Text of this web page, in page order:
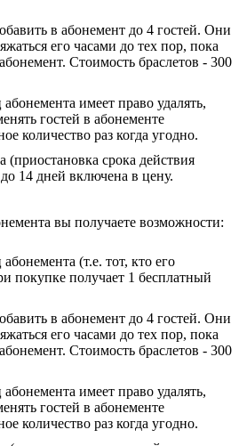
в абонемент до 4 гостей. Они
его часами до тех пор, пока
Стоимость браслетов - 300
имеет право удалять,
гостей в абонементе
количество раз когда угодно.
(приостановка срока действия
14 дней включена в цену.
вы получаете возможности:
(т.е. тот, кто его
покупке получает 1 бесплатный
в абонемент до 4 гостей. Они
его часами до тех пор, пока
Стоимость браслетов - 300
имеет право удалять,
гостей в абонементе
количество раз когда угодно.